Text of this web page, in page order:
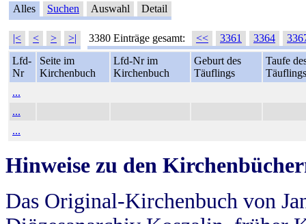
Alles Suchen Auswahl Detail
|< < > >| 3380 Einträge gesamt: << 3361 3364
Lfd-
Nr
Seite im
Kirchenbuch
Lfd-Nr im
Kirchenbuch
Geburt des
Täuflings
Taufe
Täuflings
...
...
...
Hinweise zu den
Das Original-Kirchenbuch von